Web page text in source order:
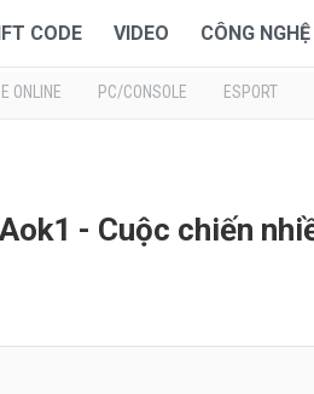
CODE VIDEO CÔNG NGHỆ
ONLINE PC/CONSOLE ESPORT
- Cuộc chiến